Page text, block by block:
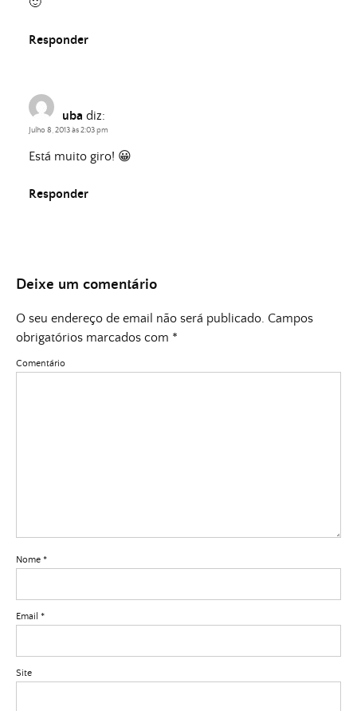
🙂
Responder
uba diz:
Julho 8, 2013 às 2:03 pm
Está muito giro! 😀
Responder
Deixe um comentário
O seu endereço de email não será publicado. Campos
obrigatórios marcados com *
Comentário
Nome *
Email *
Site